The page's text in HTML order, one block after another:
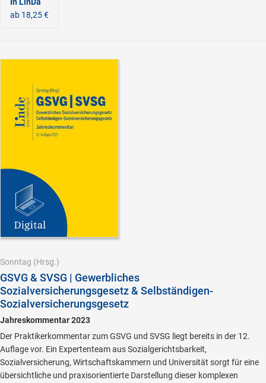
ab 18,25 €
Sonntag (Hrsg.)
GSVG & SVSG | Gewerbliches
Sozialversicherungsgesetz & Selbständigen-
Sozialversicherungsgesetz
Jahreskommentar 2023
Der Praktikerkommentar zum GSVG und SVSG liegt bereits in der 12.
Auflage vor. Ein Expertenteam aus Sozialgerichtsbarkeit,
Sozialversicherung, Wirtschaftskammern und Universität sorgt für eine
übersichtliche und praxisorientierte Darstellung dieser komplexen